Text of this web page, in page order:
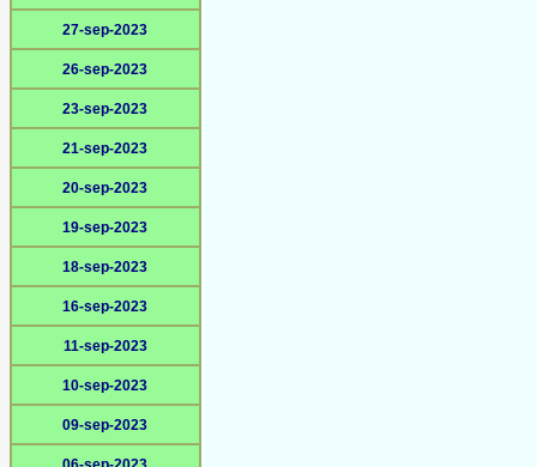
27-sep-2023
26-sep-2023
23-sep-2023
21-sep-2023
20-sep-2023
19-sep-2023
18-sep-2023
16-sep-2023
11-sep-2023
10-sep-2023
09-sep-2023